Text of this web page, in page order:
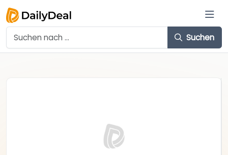
Suchen